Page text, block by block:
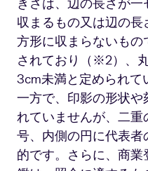
きさは、辺の長さが
収まるもの又は辺の
方形に収まらないも
されており（※2）、
3cm未満と定められて
一方で、印影の形状
れていませんが、二
号、内側の円に代表
的です。さらに、商